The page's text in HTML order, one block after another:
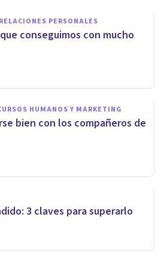
PERSONALES
conseguimos con mucho
HUMANOS Y MARKETING
bien con los compañeros de
3 claves para superarlo